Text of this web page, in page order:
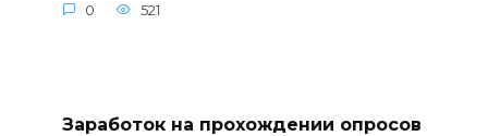
0 521
Заработок на прохождении опросов